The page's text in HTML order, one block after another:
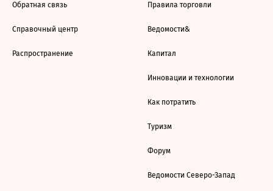
Обратная связь
Справочный центр
Распространение
Правила торговли
Ведомости&
Капитал
Инновации и технологии
Как потратить
Туризм
Форум
Ведомости Северо-Запад